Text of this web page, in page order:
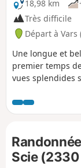
18,98 km
Très difficile
Départ à Vars
Une longue et
premier temps
vues splendides
admirer des
temps, vous
par un sentier
panorama.
Scie (2330